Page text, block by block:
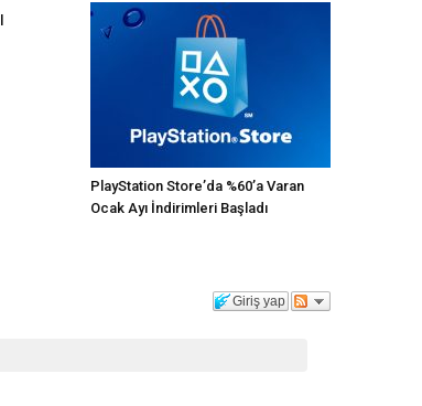
PlayStation Store’da %60’a Varan
Ocak Ayı İndirimleri Başladı
Giriş yap